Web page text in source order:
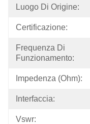
Luogo Di Origine:
Certificazione:
Frequenza Di
Funzionamento:
Impedenza (Ohm):
Interfaccia:
Vswr: